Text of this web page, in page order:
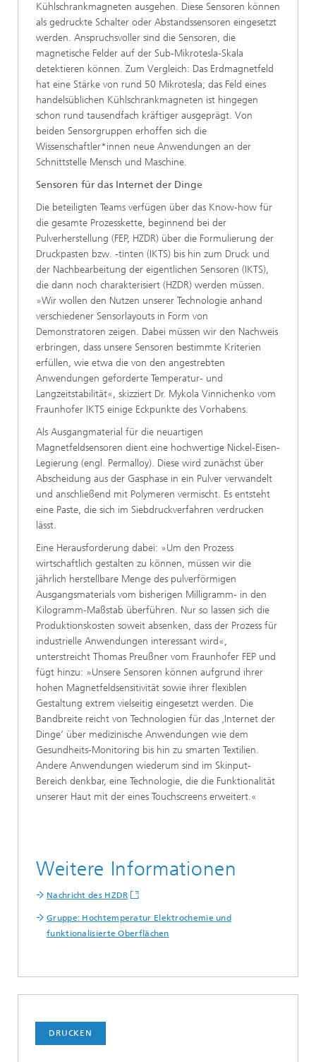
Kühlschrankmagneten ausgehen. Diese Sensoren können
als gedruckte Schalter oder Abstandssensoren eingesetzt
werden. Anspruchsvoller sind die Sensoren, die
magnetische Felder auf der Sub-Mikrotesla-Skala
detektieren können. Zum Vergleich: Das Erdmagnetfeld
hat eine Stärke von rund 50 Mikrotesla; das Feld eines
handelsüblichen Kühlschrankmagneten ist hingegen
schon rund tausendfach kräftiger ausgeprägt. Von
beiden Sensorgruppen erhoffen sich die
Wissenschaftler*innen neue Anwendungen an der
Schnittstelle Mensch und Maschine.
Sensoren für das Internet der Dinge
Die beteiligten Teams verfügen über das Know-how für
die gesamte Prozesskette, beginnend bei der
Pulverherstellung (FEP, HZDR) über die Formulierung der
Druckpasten bzw. -tinten (IKTS) bis hin zum Druck und
der Nachbearbeitung der eigentlichen Sensoren (IKTS),
die dann noch charakterisiert (HZDR) werden müssen.
»Wir wollen den Nutzen unserer Technologie anhand
verschiedener Sensorlayouts in Form von
Demonstratoren zeigen. Dabei müssen wir den Nachweis
erbringen, dass unsere Sensoren bestimmte Kriterien
erfüllen, wie etwa die von den angestrebten
Anwendungen geforderte Temperatur- und
Langzeitstabilität«, skizziert Dr. Mykola Vinnichenko vom
Fraunhofer IKTS einige Eckpunkte des Vorhabens.
Als Ausgangmaterial für die neuartigen
Magnetfeldsensoren dient eine hochwertige Nickel-Eisen-
Legierung (engl. Permalloy). Diese wird zunächst über
Abscheidung aus der Gasphase in ein Pulver verwandelt
und anschließend mit Polymeren vermischt. Es entsteht
eine Paste, die sich im Siebdruckverfahren verdrucken
lässt.
Eine Herausforderung dabei: »Um den Prozess
wirtschaftlich gestalten zu können, müssen wir die
jährlich herstellbare Menge des pulverförmigen
Ausgangsmaterials vom bisherigen Milligramm- in den
Kilogramm-Maßstab überführen. Nur so lassen sich die
Produktionskosten soweit absenken, dass der Prozess für
industrielle Anwendungen interessant wird«,
unterstreicht Thomas Preußner vom Fraunhofer FEP und
fügt hinzu: »Unsere Sensoren können aufgrund ihrer
hohen Magnetfeldsensitivität sowie ihrer flexiblen
Gestaltung extrem vielseitig eingesetzt werden. Die
Bandbreite reicht von Technologien für das ‚Internet der
Dinge‘ über medizinische Anwendungen wie dem
Gesundheits-Monitoring bis hin zu smarten Textilien.
Andere Anwendungen wiederum sind im Skinput-
Bereich denkbar, eine Technologie, die die Funktionalität
unserer Haut mit der eines Touchscreens erweitert.«
Weitere Informationen
Nachricht des HZDR
Gruppe: Hochtemperatur Elektrochemie und
funktionalisierte Oberflächen
DRUCKEN